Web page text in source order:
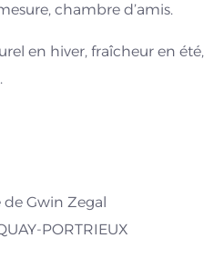
chambre d’amis.
en hiver, fraîcheur en été,
Gwin Zegal
PORTRIEUX